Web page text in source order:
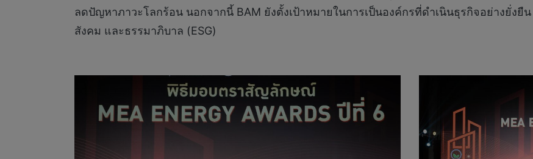
ลดปัญหาภาวะโลกร้อน นอกจากนี้ BAM ยังตั้งเป้าหมายในการเป็นองค์กรที่ดำเนินธุรกิจอย่างยั่ง
สังคม และธรรมาภิบาล (ESG)